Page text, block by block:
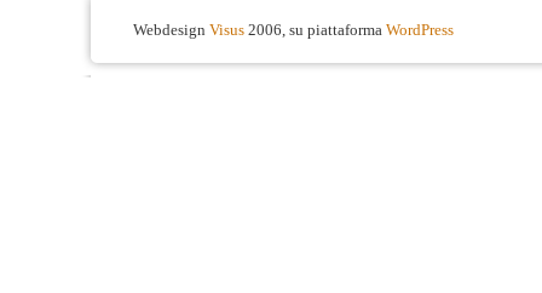
Webdesign Visus 2006, su piattaforma WordPress